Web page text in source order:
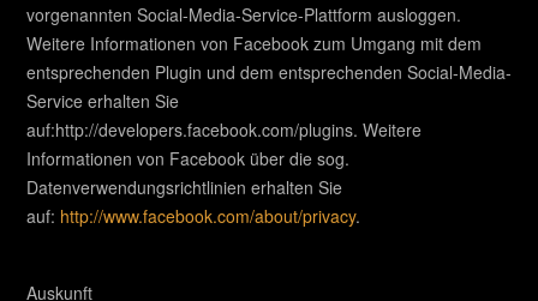
vorgenannten Social-Media-Service-Plattform ausloggen.
Weitere Informationen von Facebook zum Umgang mit dem
entsprechenden Plugin und dem entsprechenden Social-Media-
Service erhalten Sie
auf:http://developers.facebook.com/plugins. Weitere
Informationen von Facebook über die sog.
Datenverwendungsrichtlinien erhalten Sie
auf: http://www.facebook.com/about/privacy.
Auskunft